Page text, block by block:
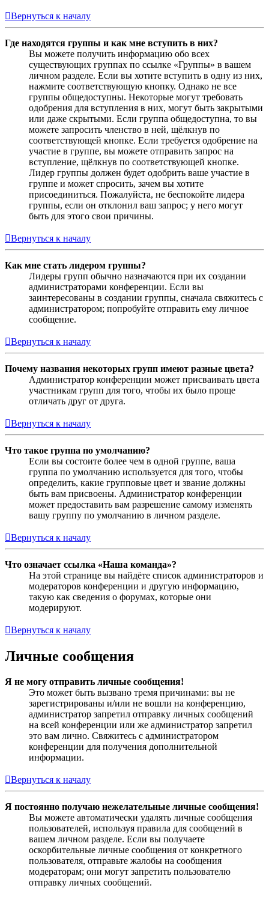
Вернуться к началу
Где находятся группы и как мне вступить в них?
Вы можете получить информацию обо всех
существующих группах по ссылке «Группы» в вашем
личном разделе. Если вы хотите вступить в одну из них,
нажмите соответствующую кнопку. Однако не все
группы общедоступны. Некоторые могут требовать
одобрения для вступления в них, могут быть закрытыми
или даже скрытыми. Если группа общедоступна, то вы
можете запросить членство в ней, щёлкнув по
соответствующей кнопке. Если требуется одобрение на
участие в группе, вы можете отправить запрос на
вступление, щёлкнув по соответствующей кнопке.
Лидер группы должен будет одобрить ваше участие в
группе и может спросить, зачем вы хотите
присоединиться. Пожалуйста, не беспокойте лидера
группы, если он отклонил ваш запрос; у него могут
быть для этого свои причины.
Вернуться к началу
Как мне стать лидером группы?
Лидеры групп обычно назначаются при их создании
администраторами конференции. Если вы
заинтересованы в создании группы, сначала свяжитесь с
администратором; попробуйте отправить ему личное
сообщение.
Вернуться к началу
Почему названия некоторых групп имеют разные цвета?
Администратор конференции может присваивать цвета
участникам групп для того, чтобы их было проще
отличать друг от друга.
Вернуться к началу
Что такое группа по умолчанию?
Если вы состоите более чем в одной группе, ваша
группа по умолчанию используется для того, чтобы
определить, какие групповые цвет и звание должны
быть вам присвоены. Администратор конференции
может предоставить вам разрешение самому изменять
вашу группу по умолчанию в личном разделе.
Вернуться к началу
Что означает ссылка «Наша команда»?
На этой странице вы найдёте список администраторов и
модераторов конференции и другую информацию,
такую как сведения о форумах, которые они
модерируют.
Вернуться к началу
Личные сообщения
Я не могу отправить личные сообщения!
Это может быть вызвано тремя причинами: вы не
зарегистрированы и/или не вошли на конференцию,
администратор запретил отправку личных сообщений
на всей конференции или же администратор запретил
это вам лично. Свяжитесь с администратором
конференции для получения дополнительной
информации.
Вернуться к началу
Я постоянно получаю нежелательные личные сообщения!
Вы можете автоматически удалять личные сообщения
пользователей, используя правила для сообщений в
вашем личном разделе. Если вы получаете
оскорбительные личные сообщения от конкретного
пользователя, отправьте жалобы на сообщения
модераторам; они могут запретить пользователю
отправку личных сообщений.